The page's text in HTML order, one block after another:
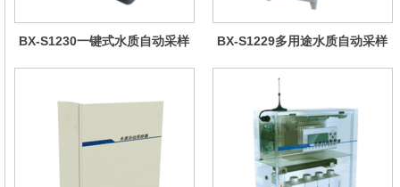
BX-S1230一键式水质自动采样
BX-S1229多用途水质自动采样